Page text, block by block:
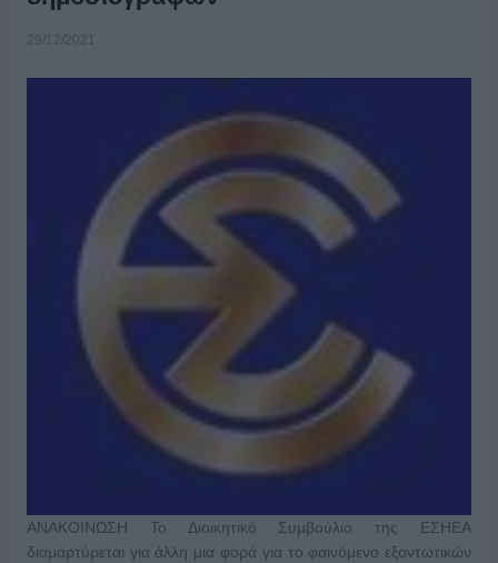
29/12/2021
ΑΝΑΚΟΙΝΩΣΗ Το Διοικητικό Συμβούλιο της ΕΣΗΕΑ
διαμαρτύρεται για άλλη μια φορά για το φαινόμενο εξοντωτικών